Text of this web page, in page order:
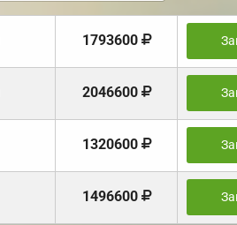
1793600
2046600
1320600
1496600